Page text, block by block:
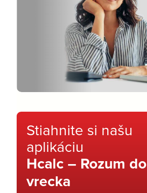
Stiahnite si našu
aplikáciu
Hcalc – Rozum do
vrecka